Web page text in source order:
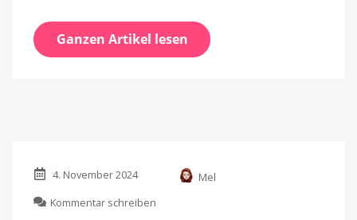
Ganzen Artikel lesen
4. November 2024
Mel
Kommentar schreiben